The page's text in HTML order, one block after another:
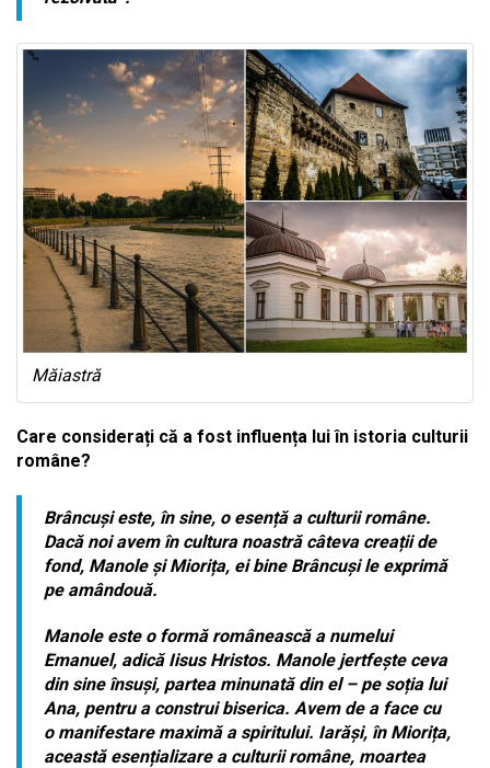
Măiastră
Care considerați că a fost influența lui în istoria culturii
române?
Brâncuși este, în sine, o esență a culturii române.
Dacă noi avem în cultura noastră câteva creații de
fond, Manole și Miorița, ei bine Brâncuși le exprimă
pe amândouă.
Manole este o formă românească a numelui
Emanuel, adică Iisus Hristos. Manole jertfește ceva
din sine însuși, partea minunată din el – pe soția lui
Ana, pentru a construi biserica. Avem de a face cu
o manifestare maximă a spiritului. Iarăși, în Miorița,
această esențializare a culturii române, moartea